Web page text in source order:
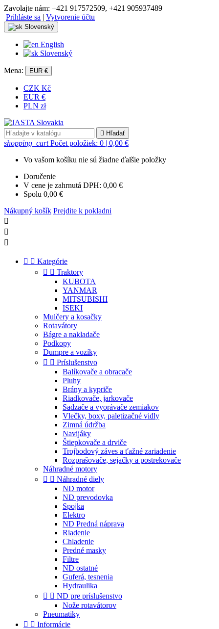
Zavolajte nám: +421 917572509, +421 905937489
Prihláste sa | Vytvorenie účtu
Slovenský
English
Slovenský
Mena: EUR €
CZK Kč
EUR €
PLN zł
 Hľadať
shopping_cart Počet položiek: 0 | 0,00 €
Vo vašom košíku nie sú žiadne ďalšie položky
Doručenie
V cene je zahrnutá DPH: 0,00 €
Spolu 0,00 €
Nákupný košík Prejdite k pokladni



  Kategórie
  Traktory
KUBOTA
YANMAR
MITSUBISHI
ISEKI
Mulčery a kosačky
Rotavátory
Bágre a nakladače
Podkopy
Dumpre a vozíky
  Príslušenstvo
Balíkovače a obracače
Pluhy
Brány a kypriče
Riadkovače, jarkovače
Sadzače a vyorávače zemiakov
Vlečky, boxy, paletizačné vidly
Zimná údržba
Navijáky
Štiepkovače a drviče
Trojbodový záves a ťažné zariadenie
Rozprašovače, sejačky a postrekovače
Náhradné motory
  Náhradné diely
ND motor
ND prevodovka
Spojka
Elektro
ND Predná náprava
Riadenie
Chladenie
Predné masky
Filtre
ND ostatné
Guferá, tesnenia
Hydraulika
  ND pre príslušenstvo
Nože rotavátorov
Pneumatiky
  Informácie